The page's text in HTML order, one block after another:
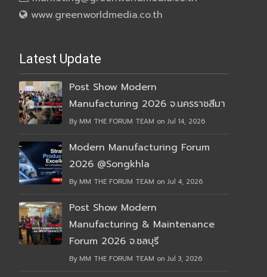
www.greenworldmedia.co.th
Latest Update
Post Show Modern
Manufacturing 2026 จ.นครราชสีมา
By MM THE FORUM TEAM on Jul 14, 2026
Modern Manufacturing Forum
2026 @Songkhla
By MM THE FORUM TEAM on Jul 4, 2026
Post Show Modern
Manufacturing & Maintenance
Forum 2026 จ.ชลบุรี
By MM THE FORUM TEAM on Jul 3, 2026